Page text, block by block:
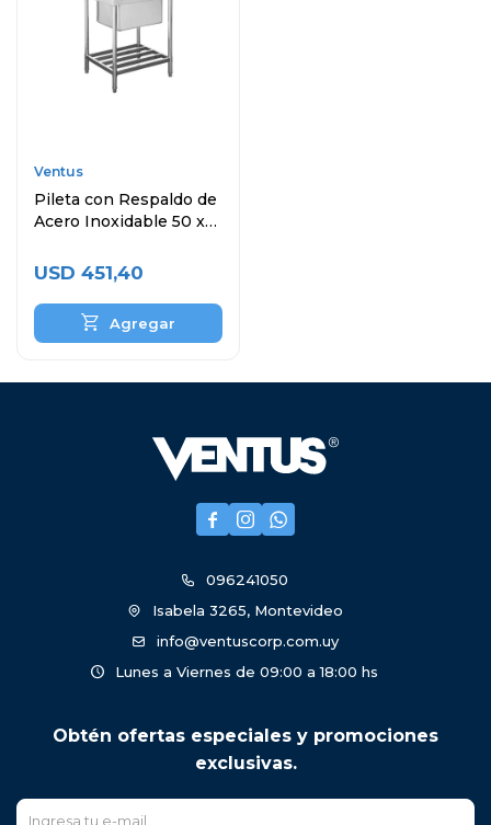
Ventus
Pileta con Respaldo de
Acero Inoxidable 50 x
USD 451,40
  
096241050
Isabela 3265, Montevideo
info@ventuscorp.com.uy
Lunes a Viernes de 09:00 a 18:00 hs
Obtén ofertas especiales y promociones
exclusivas.